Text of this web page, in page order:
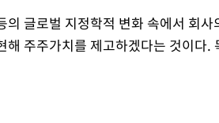
의 글로벌 지정학적 변화 속에서 회
해 주주가치를 제고하겠다는 것이다.